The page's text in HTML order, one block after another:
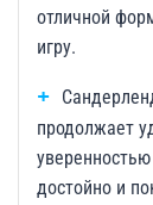
отличной
игру.
продолжает
достойно и